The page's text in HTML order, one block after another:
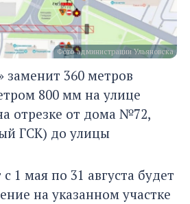
Фото администрации Ульяновска
360 метров
800 мм на улице
отрезке от дома №72,
ГСК) до улицы
1 мая по 31 августа будет
на указанном участке